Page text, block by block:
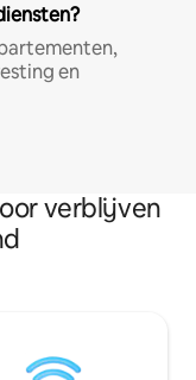
en
verblijven